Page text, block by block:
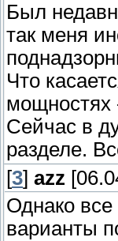
Был
так меня
Что
мощностях
Сейчас в
разделе.
[3] azz
Однако все
варианты